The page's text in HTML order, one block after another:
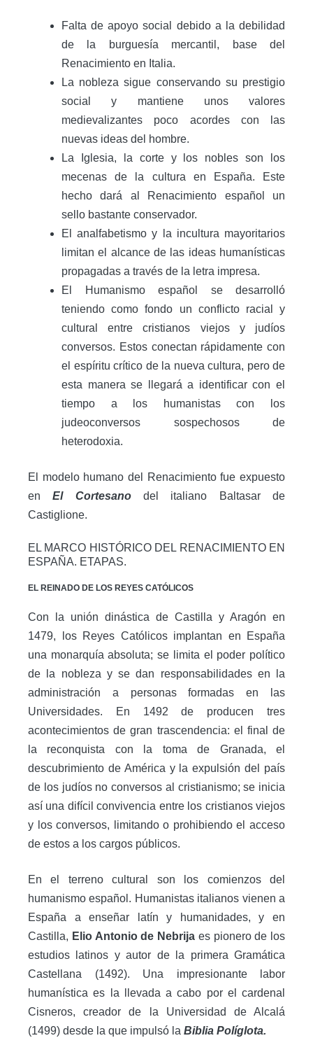
Falta de apoyo social debido a la debilidad
de la burguesía mercantil, base del
Renacimiento en Italia.
La nobleza sigue conservando su prestigio
social y mantiene unos valores
medievalizantes poco acordes con las
nuevas ideas del hombre.
La Iglesia, la corte y los nobles son los
mecenas de la cultura en España. Este
hecho dará al Renacimiento español un
sello bastante conservador.
El analfabetismo y la incultura mayoritarios
limitan el alcance de las ideas humanísticas
propagadas a través de la letra impresa.
El Humanismo español se desarrolló
teniendo como fondo un conflicto racial y
cultural entre cristianos viejos y judíos
conversos. Estos conectan rápidamente con
el espíritu crítico de la nueva cultura, pero de
esta manera se llegará a identificar con el
tiempo a los humanistas con los
judeoconversos sospechosos de
heterodoxia.
El modelo humano del Renacimiento fue expuesto
enEl Cortesanodel italiano Baltasar de
Castiglione.
EL MARCO HISTÓRICO DEL RENACIMIENTO EN
ESPAÑA. ETAPAS.
EL REINADO DE LOS REYES CATÓLICOS
Con la unión dinástica de Castilla y Aragón en
1479, los Reyes Católicos implantan en España
una monarquía absoluta; se limita el poder político
de la nobleza y se dan responsabilidades en la
administración a personas formadas en las
Universidades. En 1492 de producen tres
acontecimientos de gran trascendencia: el final de
la reconquista con la toma de Granada, el
descubrimiento de América y la expulsión del país
de los judíos no conversos al cristianismo; se inicia
así una difícil convivencia entre los cristianos viejos
y los conversos, limitando o prohibiendo el acceso
de estos a los cargos públicos.
En el terreno cultural son los comienzos del
humanismo español. Humanistas italianos vienen a
España a enseñar latín y humanidades, y en
Castilla, Elio Antonio de Nebrija es pionero de los
estudios latinos y autor de la primera Gramática
Castellana (1492). Una impresionante labor
humanística es la llevada a cabo por el cardenal
Cisneros, creador de la Universidad de Alcalá
(1499) desde la que impulsó la Biblia Políglota.